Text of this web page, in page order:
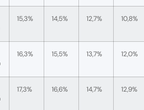
15,3% 14,5% 12,7% 10,8%
16,3% 15,5% 13,7% 12,0%
17,3% 16,6% 14,7% 12,9%